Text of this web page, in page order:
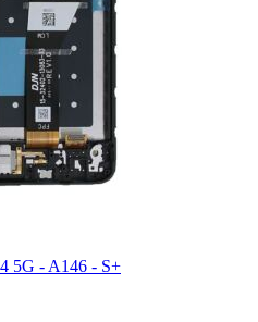
5G - A146 - S+